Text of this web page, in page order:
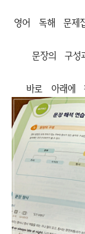
영어 독해 문
문장의 구
바로 아래에